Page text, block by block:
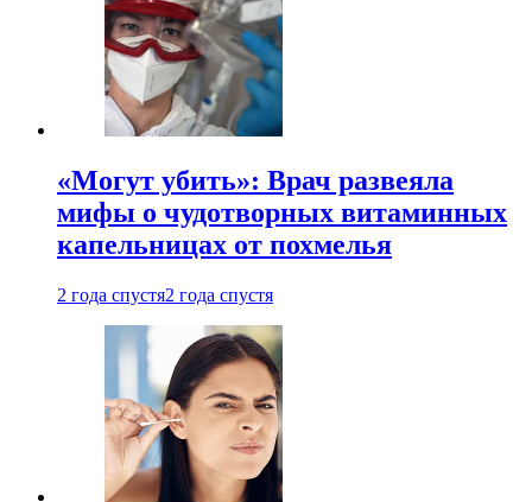
«Могут убить»: Врач развеяла
мифы о чудотворных витаминных
капельницах от похмелья
2 года спустя2 года спустя